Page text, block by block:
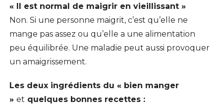
« Il est normal de maigrir en vieillissant »
Non. Si une personne maigrit, c’est qu’elle ne
mange pas assez ou qu’elle a une alimentation
peu équilibrée. Une maladie peut aussi provoquer
un amaigrissement.
Les deux ingrédients du « bien manger
» et quelques bonnes recettes :